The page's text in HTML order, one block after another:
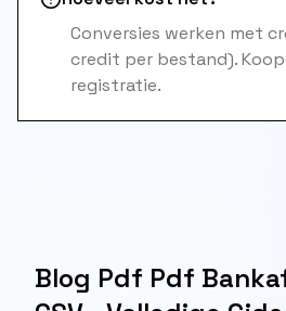
Conversies werken met
credit per bestand).
registratie.
Blog Pdf Pdf